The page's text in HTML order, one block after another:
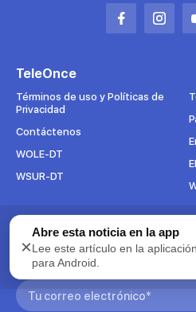
Abrir
pestaña
Abrir
TeleOnce
Términos de uso y Políticas de
Privacidad
Contáctenos
WOLE-DT
WSUR-DT
Suscríbete al boletín
Para mantenerse al tanto de todo lo
suscríbase ahora a nuestros boletines.
Search:
×
Abre esta noticia en la app
Lee este artículo en la
para Android.